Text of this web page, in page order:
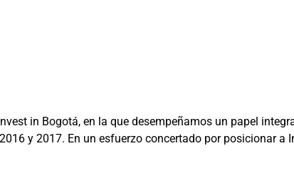
in Bogotá, en la que desempeñamos un papel
y 2017. En un esfuerzo concertado por posicionar a